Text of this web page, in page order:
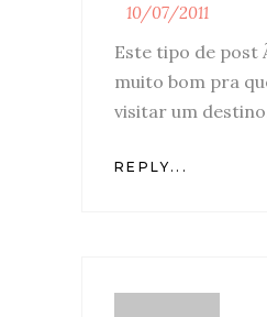
10/07/2011
Este tipo de post
muito bom pra
visitar um
REPLY...